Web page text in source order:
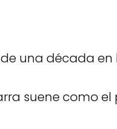
una década
suene como el